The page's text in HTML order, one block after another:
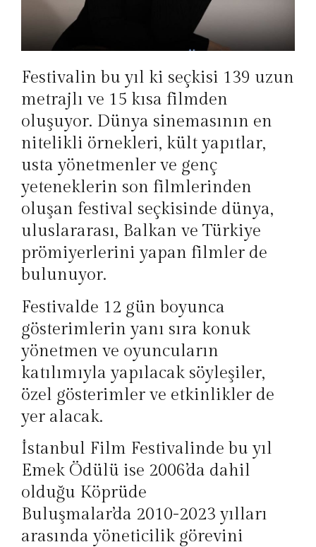
Festivalin bu yıl ki seçkisi 139 uzun
metrajlı ve 15 kısa filmden
oluşuyor. Dünya sinemasının en
nitelikli örnekleri, kült yapıtlar,
usta yönetmenler ve genç
yeteneklerin son filmlerinden
oluşan festival seçkisinde dünya,
uluslararası, Balkan ve Türkiye
prömiyerlerini yapan filmler de
bulunuyor.
Festivalde 12 gün boyunca
gösterimlerin yanı sıra konuk
yönetmen ve oyuncuların
katılımıyla yapılacak söyleşiler,
özel gösterimler ve etkinlikler de
yer alacak.
İstanbul Film Festivalinde bu yıl
Emek Ödülü ise 2006’da dahil
olduğu Köprüde
Buluşmalar’da 2010-2023 yılları
arasında yöneticilik görevini